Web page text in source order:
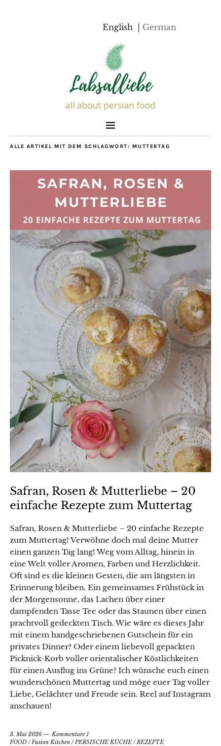
English German
ALLE ARTIKEL MIT DEM SCHLAGWORT: MUTTERTAG
Safran, Rosen & Mutterliebe – 20
einfache Rezepte zum Muttertag
Safran, Rosen & Mutterliebe – 20 einfache Rezepte
zum Muttertag! Verwöhne doch mal deine Mutter
einen ganzen Tag lang! Weg vom Alltag, hinein in
eine Welt voller Aromen, Farben und Herzlichkeit.
Oft sind es die kleinen Gesten, die am längsten in
Erinnerung bleiben. Ein gemeinsames Frühstück in
der Morgensonne, das Lachen über einer
dampfenden Tasse Tee oder das Staunen über einen
prachtvoll gedeckten Tisch. Wie wäre es dieses Jahr
mit einem handgeschriebenen Gutschein für ein
privates Dinner? Oder einem liebevoll gepackten
Picknick-Korb voller orientalischer Köstlichkeiten
für einen Ausflug ins Grüne? Ich wünsche euch einen
wunderschönen Muttertag und möge euer Tag voller
Liebe, Gelächter und Freude sein. Reel auf Instagram
anschauen!
3. Mai 2026
Kommentare 1
FOOD / Fusion Kitchen / PERSISCHE KÜCHE / REZEPTE